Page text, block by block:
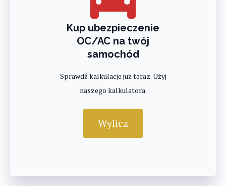
Kup ubezpieczenie
OC/AC na twój
samochód
Sprawdź kalkulacje już teraz. Użyj
naszego kalkulatora.
Wylicz